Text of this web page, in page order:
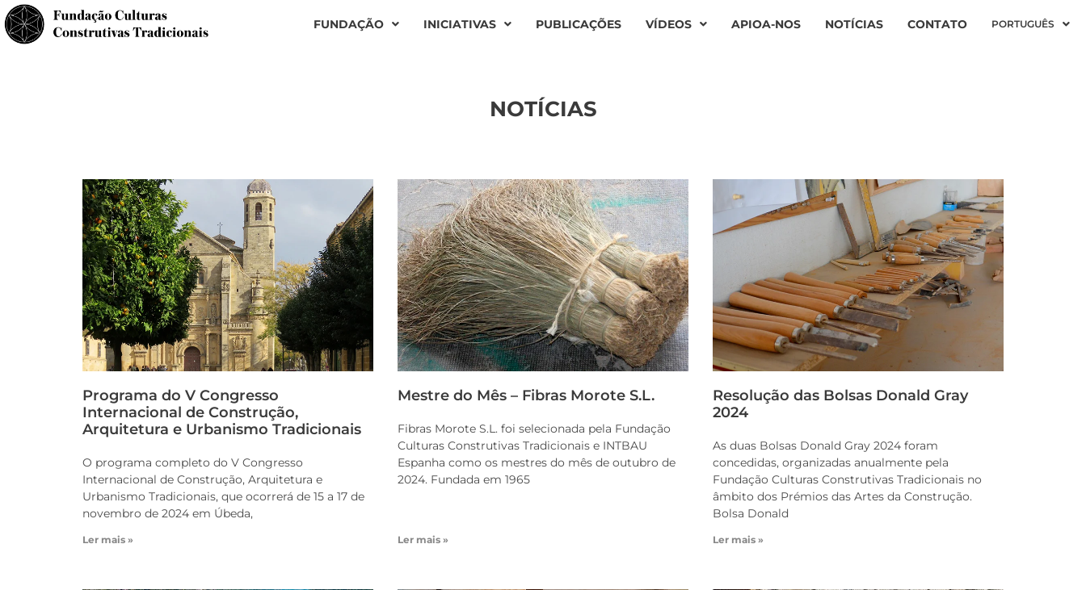
FUNDAÇÃO INICIATIVAS PUBLICAÇÕES VÍDEOS APIOA-NOS NOTÍCIAS CONTATO PORTUGUÊS
NOTÍCIAS
Programa do V Congresso
Internacional de Construção,
Arquitetura e Urbanismo Tradicionais
O programa completo do V Congresso
Internacional de Construção, Arquitetura e
Urbanismo Tradicionais, que ocorrerá de 15 a 17 de
novembro de 2024 em Úbeda,
Ler mais »
Mestre do Mês – Fibras Morote S.L.
Fibras Morote S.L. foi selecionada pela Fundação
Culturas Construtivas Tradicionais e INTBAU
Espanha como os mestres do mês de outubro de
2024. Fundada em 1965
Ler mais »
Resolução das Bolsas Donald Gray
2024
As duas Bolsas Donald Gray 2024 foram
concedidas, organizadas anualmente pela
Fundação Culturas Construtivas Tradicionais no
âmbito dos Prémios das Artes da Construção.
Bolsa Donald
Ler mais »